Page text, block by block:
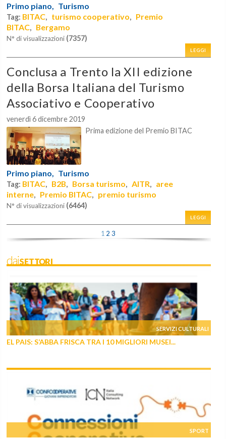
Primo piano, Turismo
Tag: BITAC, turismo cooperativo, Premio
BITAC, Bergamo
N° di visualizzazioni (7357)
LEGGI
Conclusa a Trento la XII edizione
della Borsa Italiana del Turismo
Associativo e Cooperativo
venerdì 6 dicembre 2019
Prima edizione del Premio BITAC
Primo piano, Turismo
Tag: BITAC, B2B, Borsa turismo,AITR, aree
interne, Premio BITAC, premio turismo
N° di visualizzazioni (6464)
LEGGI
1 2 3
daiSETTORI
SERVIZI CULTURALI
EL PAIS: S’ABBA FRISCA TRA I 10 MIGLIORI MUSEI...
SPORT